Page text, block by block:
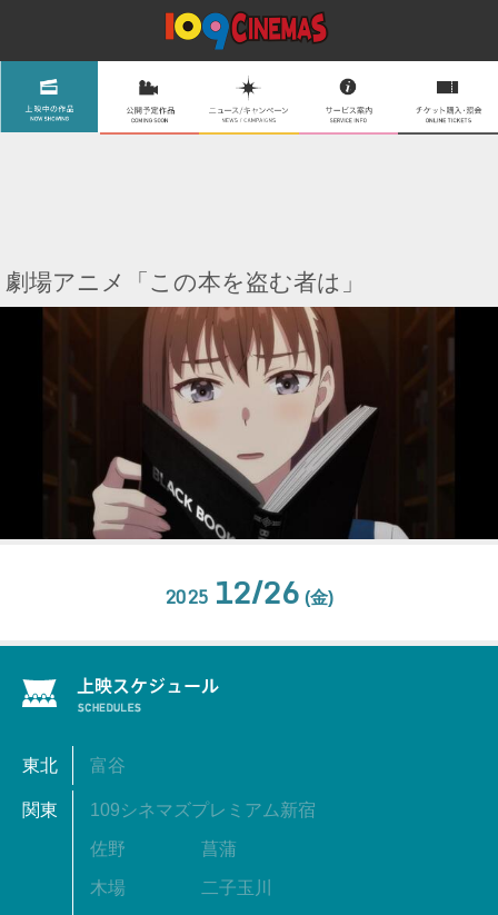
劇場アニメ「この本を盗む者は」
2025 12/26 (金)
東北 富谷
関東 109シネマズプレミアム新宿
佐野 菖蒲
木場 二子玉川